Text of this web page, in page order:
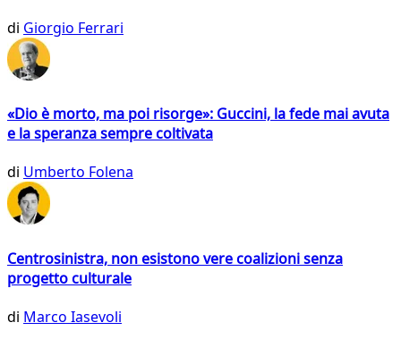
di Giorgio Ferrari
«Dio è morto, ma poi risorge»: Guccini, la fede mai avuta
e la speranza sempre coltivata
di Umberto Folena
Centrosinistra, non esistono vere coalizioni senza
progetto culturale
di Marco Iasevoli